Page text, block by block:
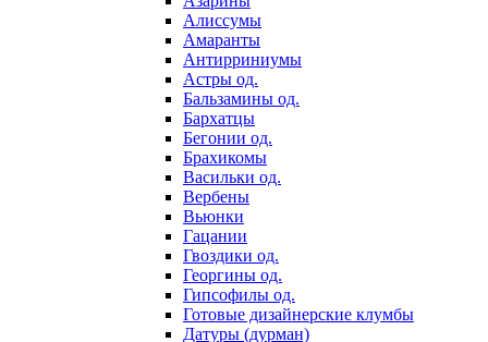
Алиссумы
Амаранты
Антирриниумы
Астры од.
Бальзамины од.
Бархатцы
Бегонии од.
Брахикомы
Васильки од.
Вербены
Вьюнки
Гацании
Гвоздики од.
Георгины од.
Гипсофилы од.
Готовые дизайнерские клумбы
Датуры (дурман)